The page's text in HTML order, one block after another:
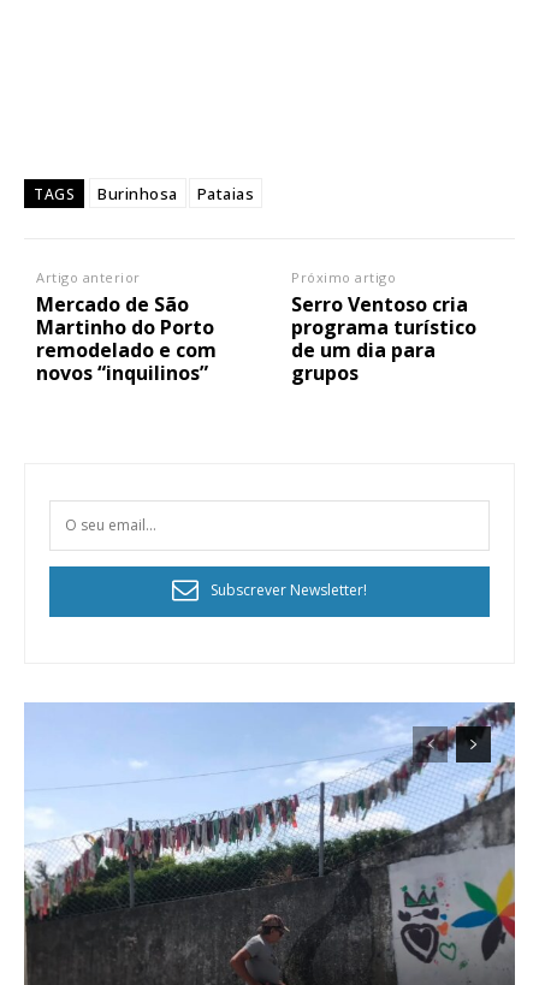
TAGS Burinhosa Pataias
Artigo anterior
Mercado de São
Martinho do Porto
remodelado e com
novos “inquilinos”
Próximo artigo
Serro Ventoso cria
programa turístico
de um dia para
grupos
Subscrever Newsletter!